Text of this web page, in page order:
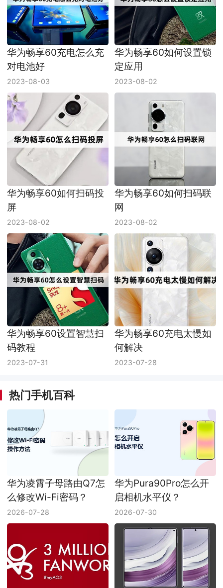
华为畅享60充电怎么充
对电池好
2023-08-03
华为畅享60如何设置锁
定应用
2023-08-02
华为畅享60如何扫码投
屏
2023-08-02
华为畅享60如何扫码联
网
2023-08-02
华为畅享60设置智慧扫
码教程
2023-07-31
华为畅享60充电太慢如
何解决
2023-07-28
热门手机百科
华为凌霄子母路由Q7怎
么修改Wi-Fi密码？
2026-07-28
华为Pura90Pro怎么开
启相机水平仪？
2026-07-30